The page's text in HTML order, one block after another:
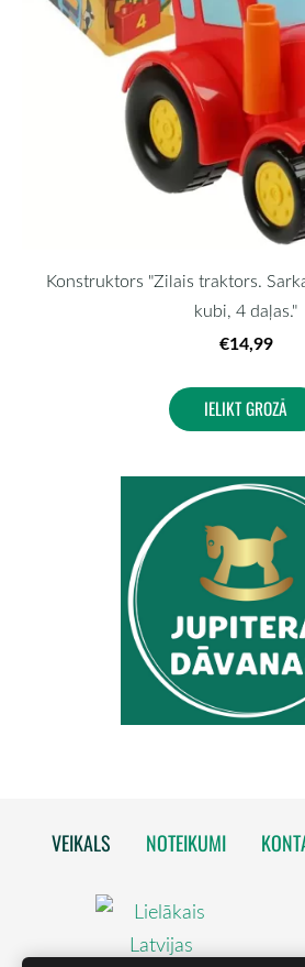
Konstruktors "Zilais traktors.
kubi, 4 daļas."
€14,99
IELIKT GROZĀ
VEIKALS NOTEIKUMI